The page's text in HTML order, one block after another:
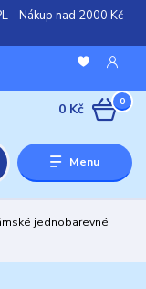
- Nákup nad 2000 Kč
Menu
0
0 Kč
jednobarevné